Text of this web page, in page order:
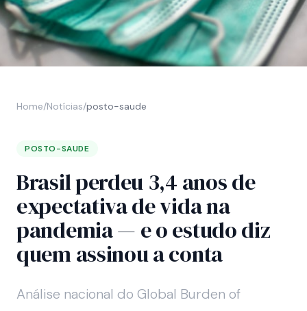
Home/Notícias/posto-saude
POSTO-SAUDE
Brasil perdeu 3,4 anos de
expectativa de vida na
pandemia — e o estudo diz
quem assinou a conta
Análise nacional do Global Burden of